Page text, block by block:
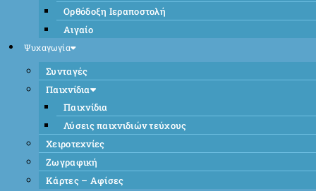
Ορθόδοξη Ιεραποστολή
Αιγαίο
Ψυχαγωγία
Συνταγές
Παιχνίδια
Παιχνίδια
Λύσεις παιχνιδιών τεύχους
Χειροτεχνίες
Ζωγραφική
Κάρτες – Αφίσες